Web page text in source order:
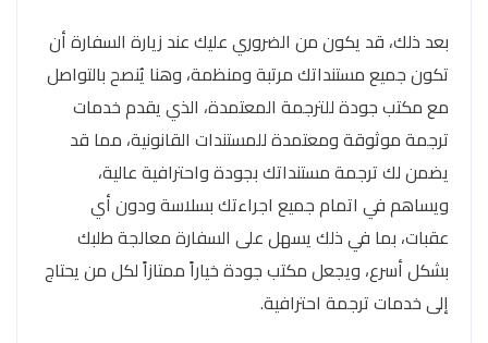
بعد ذلك، قد يكون من الضروري عليك عند زيارة السفارة أن
تكون جميع مستنداتك مرتبة ومنظمة، وهنا يُنصح بالتواصل
مع مكتب جودة للترجمة المعتمدة، الذي يقدم خدمات
ترجمة موثوقة ومعتمدة للمستندات القانونية، مما قد
يضمن لك ترجمة مستنداتك بجودة واحترافية عالية،
ويساهم في اتمام جميع اجراءتك بسلاسة ودون أي
عقبات، بما في ذلك يسهل على السفارة معالجة طلبك
بشكل أسرع، ويجعل مكتب جودة خياراً ممتازاً لكل من يحتاج
إلى خدمات ترجمة احترافية.